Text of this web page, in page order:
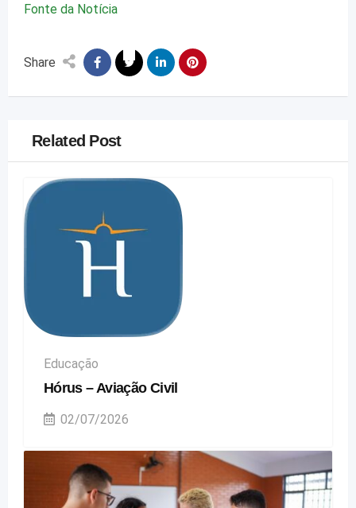
Fonte da Notícia
Share
Related Post
Educação
Hórus – Aviação Civil
02/07/2026